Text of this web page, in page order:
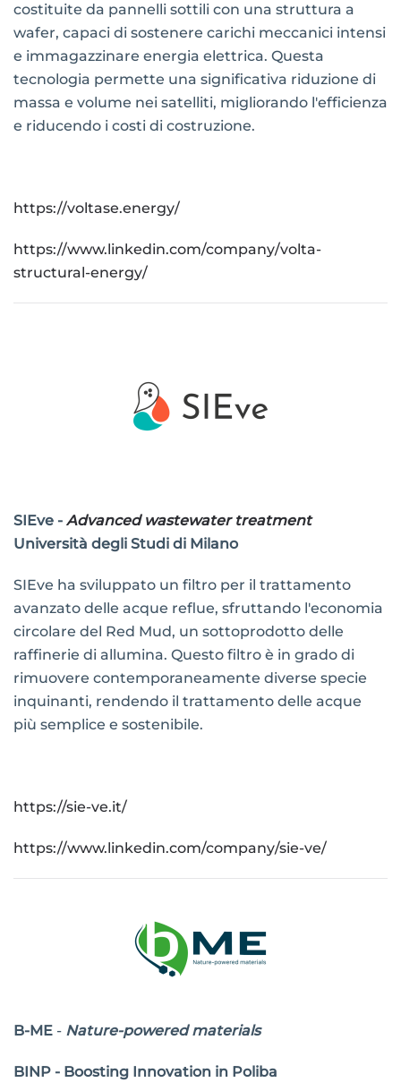
costituite da pannelli sottili con una struttura a
wafer, capaci di sostenere carichi meccanici intensi
e immagazzinare energia elettrica. Questa
tecnologia permette una significativa riduzione di
massa e volume nei satelliti, migliorando l'efficienza
e riducendo i costi di costruzione.
https://voltase.energy/
https://www.linkedin.com/company/volta-
structural-energy/
SIEve - Advanced wastewater treatment
Università degli Studi di Milano
SIEve ha sviluppato un filtro per il trattamento
avanzato delle acque reflue, sfruttando l'economia
circolare del Red Mud, un sottoprodotto delle
raffinerie di allumina. Questo filtro è in grado di
rimuovere contemporaneamente diverse specie
inquinanti, rendendo il trattamento delle acque
più semplice e sostenibile.
https://sie-ve.it/
https://www.linkedin.com/company/sie-ve/
B-ME - Nature-powered materials
BINP - Boosting Innovation in Poliba